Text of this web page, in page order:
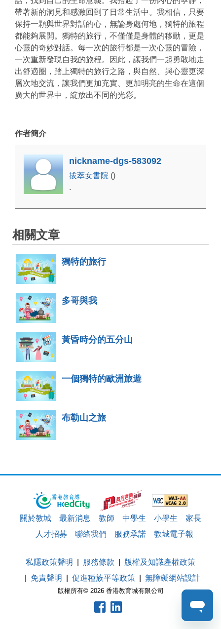
帶著新的洞見和感激回到了日常生活中。我相信，只要
保持一顆與世界對話的心，無論身處何地，獨特的旅程
都能夠展開。獨特的旅行，不僅僅是身體的移動，更是
心靈的奇妙對話。每一次的旅行都是一次心靈的冒險，
一次重新發現自我的旅程。因此，讓我們一起勇敢地走
出舒適圈，踏上獨特的旅行之路，與自然、與心靈更深
層次地交流，讓我們更加充實、更加明亮的生命在這個
廣大的世界中，綻放出不同的光彩。
作者簡介
nickname-dgs-583092
拔萃女書院 ()
.
相關文章
獨特的旅行
多哥與我
黃昏時分的五分山
一個獨特的歐洲旅遊
布勒山之旅
關於教城 最新消息 教師 中學生 小學生
家長
人才招募
聯絡我們 服務承諾 教城電子報
版權所有© 2026 香港教育城有限公司
私隱政策聲明 服務條款
版權及知識產權政策
免責聲明
促進種族平等政策 無障礙網站設計